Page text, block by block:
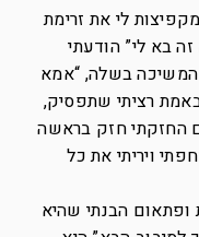
לי את זרימת
בא לי” הודעתי
בשלה, “אמא
רציתי שתפסיק,
החזקתי חזק בראשה
ויריתי את כל
ופתאום הבנתי שהיא